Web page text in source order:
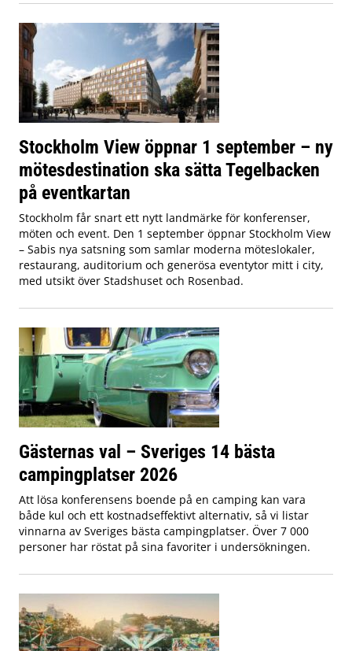
Stockholm View öppnar 1 september – ny
mötesdestination ska sätta Tegelbacken
på eventkartan
Stockholm får snart ett nytt landmärke för konferenser,
möten och event. Den 1 september öppnar Stockholm View
– Sabis nya satsning som samlar moderna möteslokaler,
restaurang, auditorium och generösa eventytor mitt i city,
med utsikt över Stadshuset och Rosenbad.
Gästernas val – Sveriges 14 bästa
campingplatser 2026
Att lösa konferensens boende på en camping kan vara
både kul och ett kostnadseffektivt alternativ, så vi listar
vinnarna av Sveriges bästa campingplatser. Över 7 000
personer har röstat på sina favoriter i undersökningen.